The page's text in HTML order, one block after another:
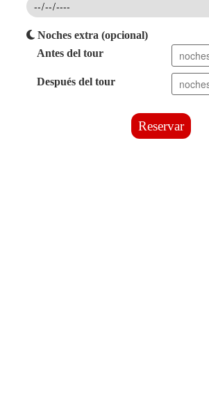
Noches extra (opcional)
Antes del tour
Después del tour
Reservar